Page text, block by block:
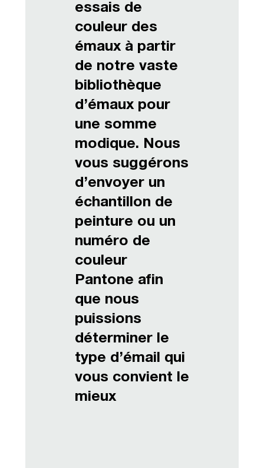
essais de
couleur des
émaux à partir
de notre vaste
bibliothèque
d’émaux pour
une somme
modique. Nous
vous suggérons
d’envoyer un
échantillon de
peinture ou un
numéro de
couleur
Pantone afin
que nous
puissions
déterminer le
type d’émail qui
vous convient le
mieux